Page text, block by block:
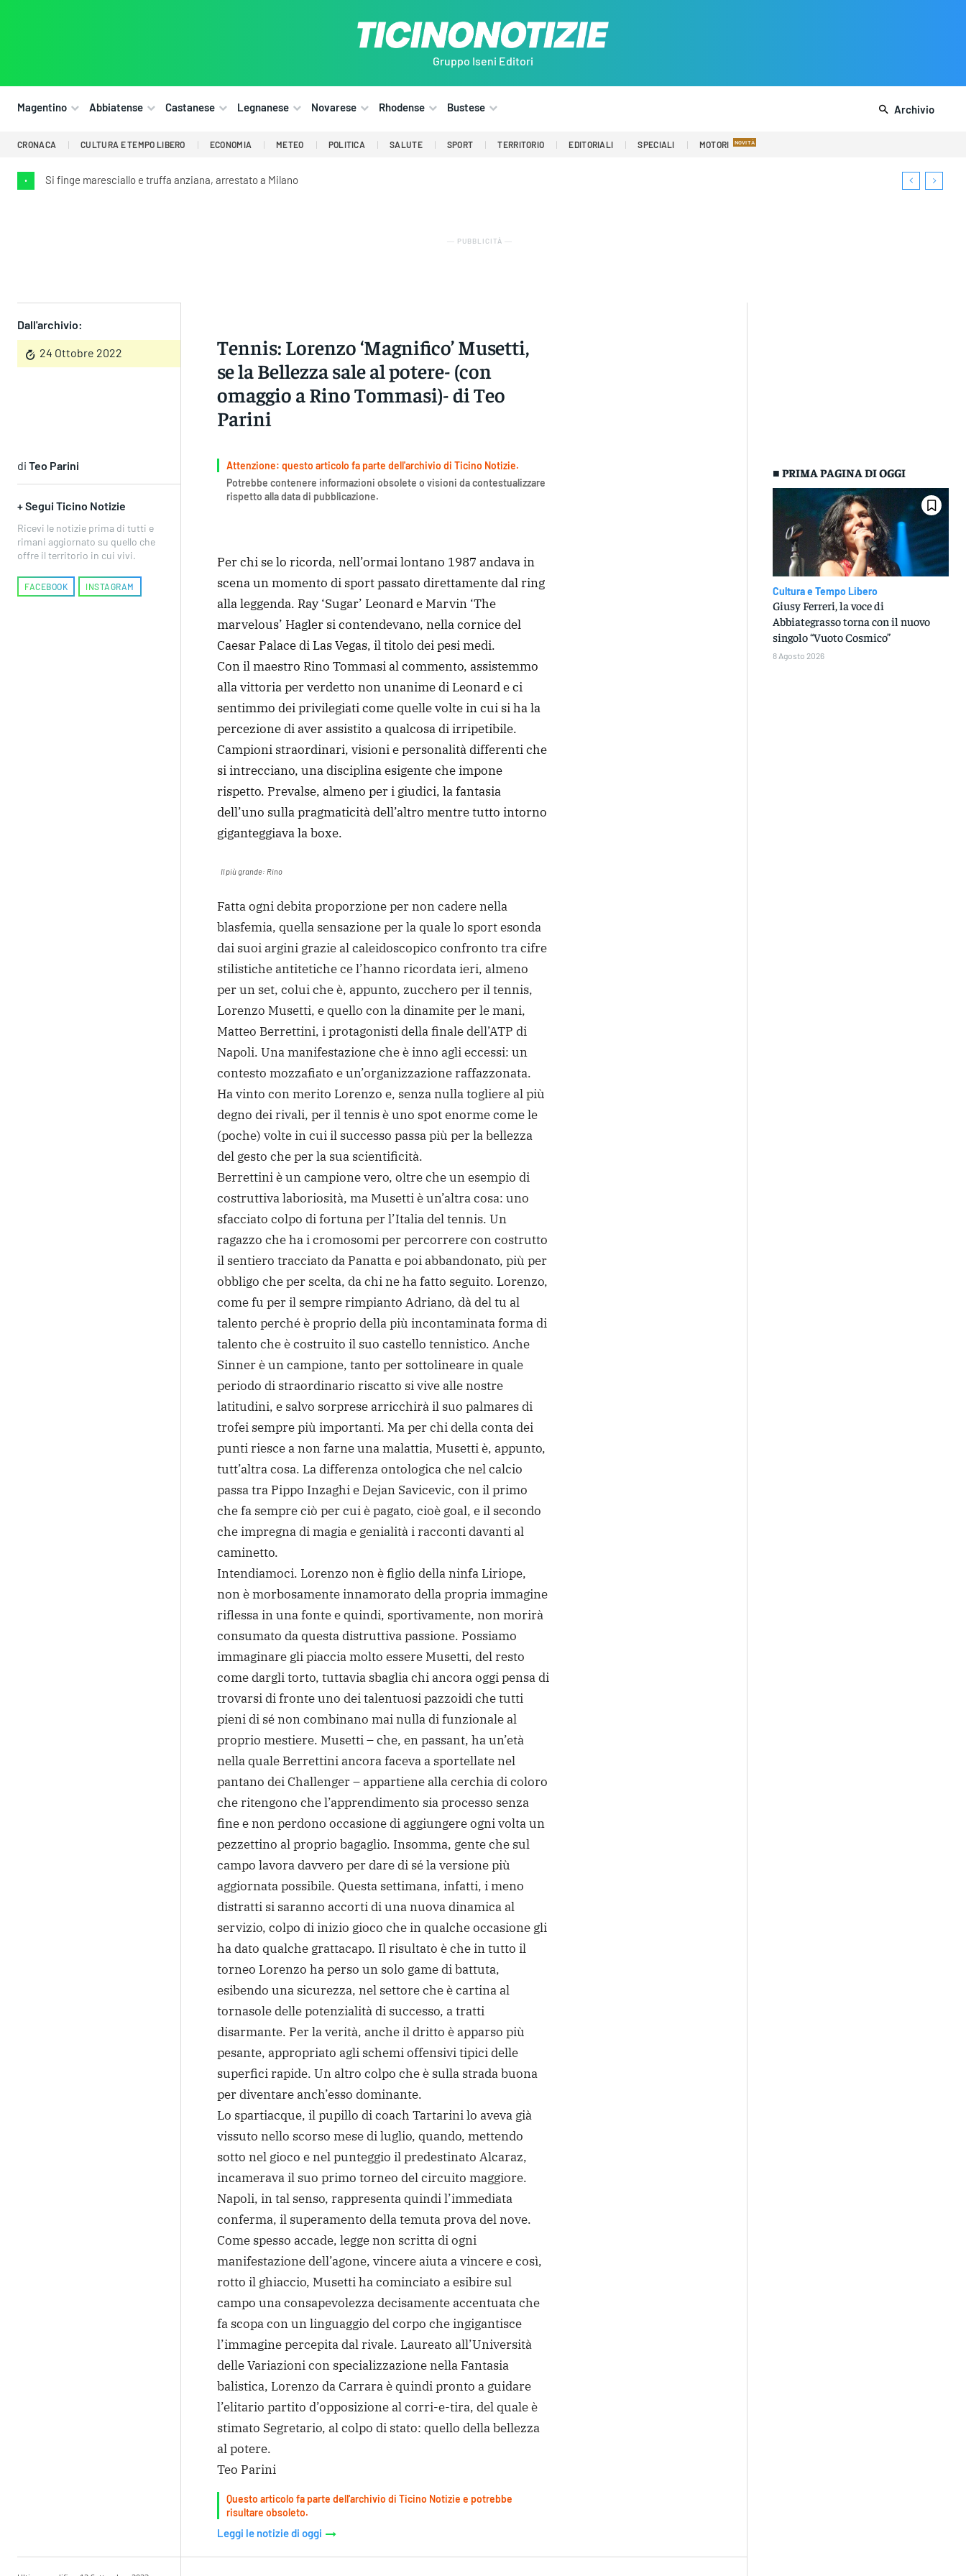
Gruppo Iseni Editori
Magentino Abbiatense Castanese Legnanese Novarese Rhodense Bustese Archivio
CRONACA CULTURA E TEMPO LIBERO ECONOMIA METEO POLITICA SALUTE SPORT TERRITORIO EDITORIALI SPECIALI MOTORI
• Si finge maresciallo e truffa anziana, arrestato a Milano
― PUBBLICITÀ ―
Dall'archivio:
24 Ottobre 2022
Tennis: Lorenzo ‘Magnifico’ Musetti,
se la Bellezza sale al potere- (con
omaggio a Rino Tommasi)- di Teo
Parini
di Teo Parini
+ Segui Ticino Notizie
Ricevi le notizie prima di tutti e
rimani aggiornato su quello che
offre il territorio in cui vivi.
FACEBOOK INSTAGRAM
Attenzione: questo articolo fa parte dell'archivio di Ticino Notizie.
Potrebbe contenere informazioni obsolete o visioni da contestualizzare
rispetto alla data di pubblicazione.
Per chi se lo ricorda, nell’ormai lontano 1987 andava in
scena un momento di sport passato direttamente dal ring
alla leggenda. Ray ‘Sugar’ Leonard e Marvin ‘The
marvelous’ Hagler si contendevano, nella cornice del
Caesar Palace di Las Vegas, il titolo dei pesi medi.
Con il maestro Rino Tommasi al commento, assistemmo
alla vittoria per verdetto non unanime di Leonard e ci
sentimmo dei privilegiati come quelle volte in cui si ha la
percezione di aver assistito a qualcosa di irripetibile.
Campioni straordinari, visioni e personalità differenti che
si intrecciano, una disciplina esigente che impone
rispetto. Prevalse, almeno per i giudici, la fantasia
dell’uno sulla pragmaticità dell’altro mentre tutto intorno
giganteggiava la boxe.
Il più grande: Rino
Fatta ogni debita proporzione per non cadere nella
blasfemia, quella sensazione per la quale lo sport esonda
dai suoi argini grazie al caleidoscopico confronto tra cifre
stilistiche antitetiche ce l’hanno ricordata ieri, almeno
per un set, colui che è, appunto, zucchero per il tennis,
Lorenzo Musetti, e quello con la dinamite per le mani,
Matteo Berrettini, i protagonisti della finale dell’ATP di
Napoli. Una manifestazione che è inno agli eccessi: un
contesto mozzafiato e un’organizzazione raffazzonata.
Ha vinto con merito Lorenzo e, senza nulla togliere al più
degno dei rivali, per il tennis è uno spot enorme come le
(poche) volte in cui il successo passa più per la bellezza
del gesto che per la sua scientificità.
Berrettini è un campione vero, oltre che un esempio di
costruttiva laboriosità, ma Musetti è un’altra cosa: uno
sfacciato colpo di fortuna per l’Italia del tennis. Un
ragazzo che ha i cromosomi per percorrere con costrutto
il sentiero tracciato da Panatta e poi abbandonato, più per
obbligo che per scelta, da chi ne ha fatto seguito. Lorenzo,
come fu per il sempre rimpianto Adriano, dà del tu al
talento perché è proprio della più incontaminata forma di
talento che è costruito il suo castello tennistico. Anche
Sinner è un campione, tanto per sottolineare in quale
periodo di straordinario riscatto si vive alle nostre
latitudini, e salvo sorprese arricchirà il suo palmares di
trofei sempre più importanti. Ma per chi della conta dei
punti riesce a non farne una malattia, Musetti è, appunto,
tutt’altra cosa. La differenza ontologica che nel calcio
passa tra Pippo Inzaghi e Dejan Savicevic, con il primo
che fa sempre ciò per cui è pagato, cioè goal, e il secondo
che impregna di magia e genialità i racconti davanti al
caminetto.
Intendiamoci. Lorenzo non è figlio della ninfa Liriope,
non è morbosamente innamorato della propria immagine
riflessa in una fonte e quindi, sportivamente, non morirà
consumato da questa distruttiva passione. Possiamo
immaginare gli piaccia molto essere Musetti, del resto
come dargli torto, tuttavia sbaglia chi ancora oggi pensa di
trovarsi di fronte uno dei talentuosi pazzoidi che tutti
pieni di sé non combinano mai nulla di funzionale al
proprio mestiere. Musetti – che, en passant, ha un’età
nella quale Berrettini ancora faceva a sportellate nel
pantano dei Challenger – appartiene alla cerchia di coloro
che ritengono che l’apprendimento sia processo senza
fine e non perdono occasione di aggiungere ogni volta un
pezzettino al proprio bagaglio. Insomma, gente che sul
campo lavora davvero per dare di sé la versione più
aggiornata possibile. Questa settimana, infatti, i meno
distratti si saranno accorti di una nuova dinamica al
servizio, colpo di inizio gioco che in qualche occasione gli
ha dato qualche grattacapo. Il risultato è che in tutto il
torneo Lorenzo ha perso un solo game di battuta,
esibendo una sicurezza, nel settore che è cartina al
tornasole delle potenzialità di successo, a tratti
disarmante. Per la verità, anche il dritto è apparso più
pesante, appropriato agli schemi offensivi tipici delle
superfici rapide. Un altro colpo che è sulla strada buona
per diventare anch’esso dominante.
Lo spartiacque, il pupillo di coach Tartarini lo aveva già
vissuto nello scorso mese di luglio, quando, mettendo
sotto nel gioco e nel punteggio il predestinato Alcaraz,
incamerava il suo primo torneo del circuito maggiore.
Napoli, in tal senso, rappresenta quindi l’immediata
conferma, il superamento della temuta prova del nove.
Come spesso accade, legge non scritta di ogni
manifestazione dell’agone, vincere aiuta a vincere e così,
rotto il ghiaccio, Musetti ha cominciato a esibire sul
campo una consapevolezza decisamente accentuata che
fa scopa con un linguaggio del corpo che ingigantisce
l’immagine percepita dal rivale. Laureato all’Università
delle Variazioni con specializzazione nella Fantasia
balistica, Lorenzo da Carrara è quindi pronto a guidare
l’elitario partito d’opposizione al corri-e-tira, del quale è
stimato Segretario, al colpo di stato: quello della bellezza
al potere.
Teo Parini
Questo articolo fa parte dell'archivio di Ticino Notizie e potrebbe
risultare obsoleto.
Leggi le notizie di oggi
■ PRIMA PAGINA DI OGGI
Cultura e Tempo Libero
Giusy Ferreri, la voce di
Abbiategrasso torna con il nuovo
singolo “Vuoto Cosmico”
8 Agosto 2026